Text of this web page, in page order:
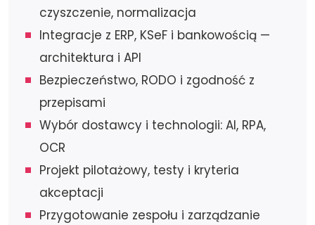
czyszczenie, normalizacja
Integracje z ERP, KSeF i bankowością —
architektura i API
Bezpieczeństwo, RODO i zgodność z
przepisami
Wybór dostawcy i technologii: AI, RPA,
OCR
Projekt pilotażowy, testy i kryteria
akceptacji
Przygotowanie zespołu i zarządzanie